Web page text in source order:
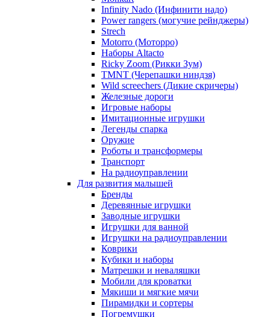
Infinity Nado (Инфинити надо)
Power rangers (могучие рейнджеры)
Strech
Motorro (Моторро)
Наборы Altacto
Ricky Zoom (Рикки Зум)
TMNT (Черепашки ниндзя)
Wild screechers (Дикие скричеры)
Железные дороги
Игровые наборы
Имитационные игрушки
Легенды спарка
Оружие
Роботы и трансформеры
Транспорт
На радиоуправлении
Для развития малышей
Бренды
Деревянные игрушки
Заводные игрушки
Игрушки для ванной
Игрушки на радиоуправлении
Коврики
Кубики и наборы
Матрешки и неваляшки
Мобили для кроватки
Мякиши и мягкие мячи
Пирамидки и сортеры
Погремушки